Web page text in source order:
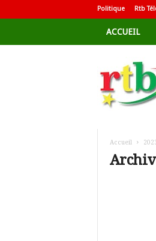
Politique Rtb
ACCUEIL
d
i
Accueil